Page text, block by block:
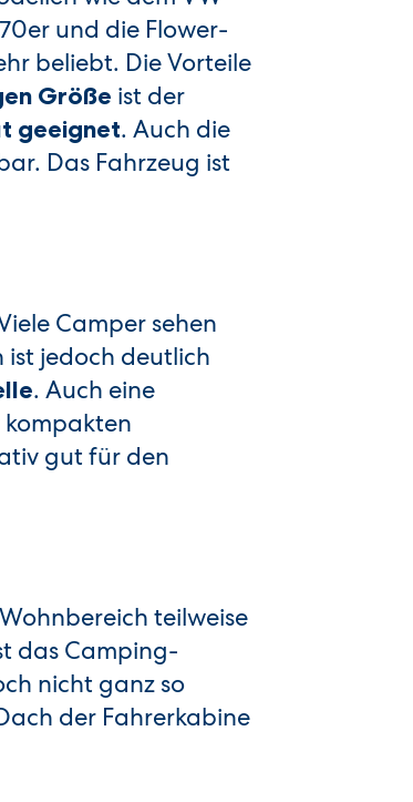
und die Flower-
beliebt. Die Vorteile
Größe ist der
geeignet. Auch die
Das Fahrzeug ist
Camper sehen
ist jedoch deutlich
. Auch eine
kompakten
gut für den
teilweise
das Camping-
nicht ganz so
der Fahrerkabine